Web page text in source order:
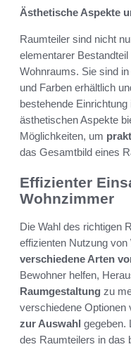
Ästhetische Aspekte
Raumteiler sind nicht
elementarer
Wohnraums. Sie sind
und Farben erhältlich
bestehende
ästhetischen Aspekte
Möglichkeiten, um
das Gesamtbild eines
Effizienter
Wohnzimmer
Die Wahl des richtigen
effizienten Nutzung
verschiedene Arten
Bewohner helfen,
Raumgestaltung zu
verschiedene Optionen
zur Auswahl gegeben.
des Raumteilers in das